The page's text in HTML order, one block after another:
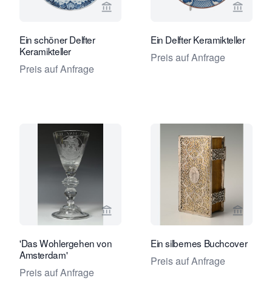
Verkaeuferseite von Limburg
Ein schöner Delfter
Keramikteller
Preis auf Anfrage
Ein Delfter Keramikteller
Preis auf Anfrage
Verkaeuferseite von Limburg
'Das Wohlergehen von
Amsterdam'
Preis auf Anfrage
Ein silbernes Buchcover
Preis auf Anfrage